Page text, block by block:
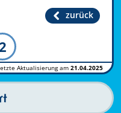
zurück
Aktualisierung am 21.04.2025